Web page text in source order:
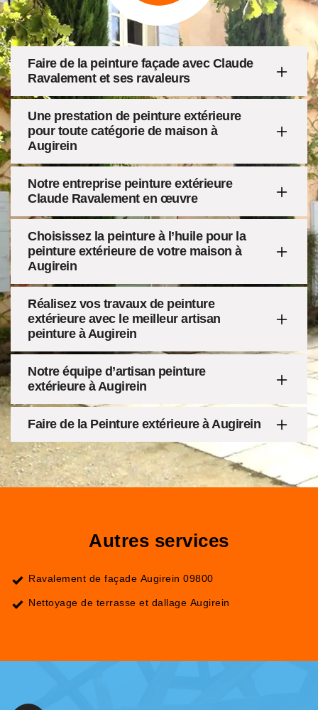
Faire de la peinture façade avec Claude
Ravalement et ses ravaleurs
Une prestation de peinture extérieure
pour toute catégorie de maison à
Augirein
Notre entreprise peinture extérieure
Claude Ravalement en œuvre
Choisissez la peinture à l’huile pour la
peinture extérieure de votre maison à
Augirein
Réalisez vos travaux de peinture
extérieure avec le meilleur artisan
peinture à Augirein
Notre équipe d’artisan peinture
extérieure à Augirein
Faire de la Peinture extérieure à Augirein
Autres services
Ravalement de façade Augirein 09800
Nettoyage de terrasse et dallage Augirein